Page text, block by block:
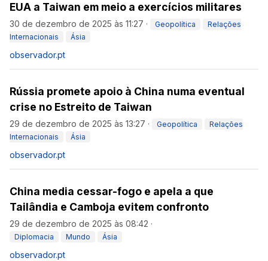
EUA a Taiwan em meio a exercícios militares
30 de dezembro de 2025 às 11:27 · Geopolítica
Relações
Internacionais
Ásia
observador.pt
Rússia promete apoio à China numa eventual
crise no Estreito de Taiwan
29 de dezembro de 2025 às 13:27 · Geopolítica
Relações
Internacionais
Ásia
observador.pt
China media cessar-fogo e apela a que
Tailândia e Camboja evitem confronto
29 de dezembro de 2025 às 08:42 ·
Diplomacia Mundo Ásia
observador.pt